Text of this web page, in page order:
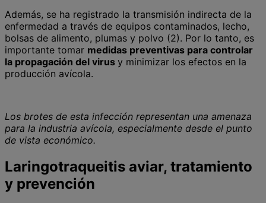
Además, se ha registrado la transmisión indirecta de la
enfermedad a través de equipos contaminados, lecho,
bolsas de alimento, plumas y polvo (2). Por lo tanto, es
importante tomar medidas preventivas para controlar
la propagación del virus y minimizar los efectos en la
producción avícola.
Los brotes de esta infección representan una amenaza
para la industria avícola, especialmente desde el punto
de vista económico.
Laringotraqueitis aviar, tratamiento
y prevención